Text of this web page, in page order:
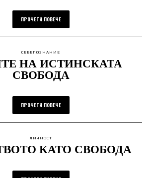
ПРОЧЕТИ ПОВЕЧЕ
СЕБЕПОЗНАНИЕ
НА ИСТИНСКАТА
СВОБОДА
ПРОЧЕТИ ПОВЕЧЕ
ЛИЧНОСТ
КАТО СВОБОДА